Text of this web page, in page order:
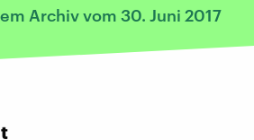
Archiv vom 30. Juni 2017